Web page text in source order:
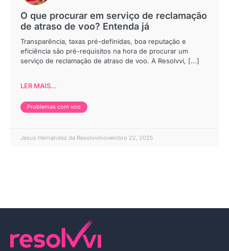
O que procurar em serviço de reclamação
de atraso de voo? Entenda já
Transparência, taxas pré-definidas, boa reputação e
eficiência são pré-requisitos na hora de procurar um
serviço de reclamação de atraso de voo. A Resolvvi, [...]
LER MAIS...
Problemas com voo
Jesus Hernández da Resolvvi novembro 22, 2025